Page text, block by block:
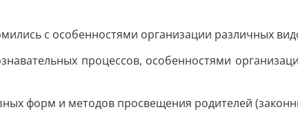
с особенностями организации различных
процессов, особенностями
форм и методов просвещения родителей